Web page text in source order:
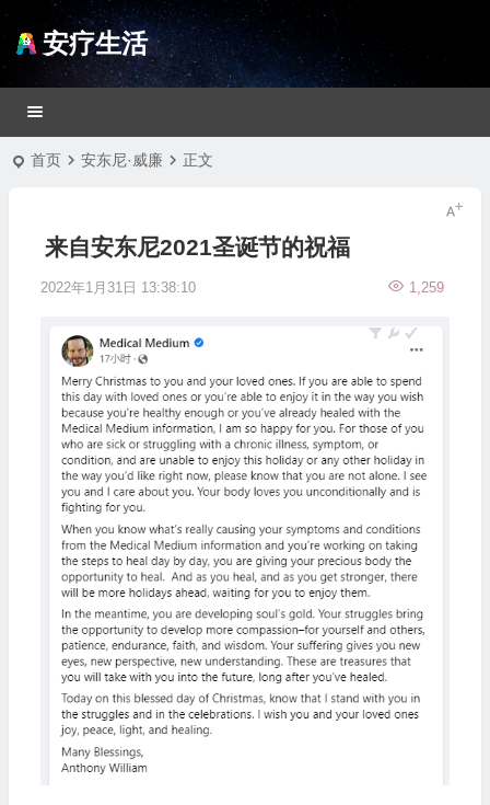
安疗生活
首页 安东尼·威廉 正文
来自安东尼2021圣诞节的祝福
2022年1月31日 13:38:10 1,259